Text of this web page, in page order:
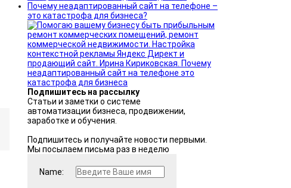
Почему неадаптированный сайт на телефоне –
это катастрофа для бизнеса?
Подпишитесь на рассылку
Статьи и заметки о системе
автоматизации бизнеса, продвижении,
заработке и обучения.
Подпишитесь и получайте новости первыми.
Мы посылаем письма раз в неделю
Name: